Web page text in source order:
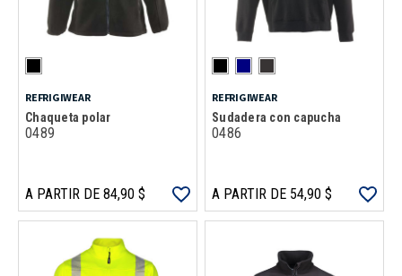
REFRIGIWEAR
Chaqueta polar
0489
A PARTIR DE 84,90 $
REFRIGIWEAR
Sudadera con capucha
0486
A PARTIR DE 54,90 $